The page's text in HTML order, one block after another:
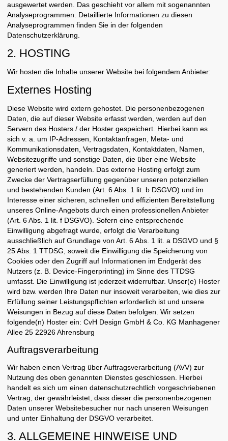
ausgewertet werden. Das geschieht vor allem mit sogenannten
Analyseprogrammen. Detaillierte Informationen zu diesen
Analyseprogrammen finden Sie in der folgenden
Datenschutzerklärung.
2. HOSTING
Wir hosten die Inhalte unserer Website bei folgendem Anbieter:
Externes Hosting
Diese Website wird extern gehostet. Die personenbezogenen
Daten, die auf dieser Website erfasst werden, werden auf den
Servern des Hosters / der Hoster gespeichert. Hierbei kann es
sich v. a. um IP-Adressen, Kontaktanfragen, Meta- und
Kommunikationsdaten, Vertragsdaten, Kontaktdaten, Namen,
Websitezugriffe und sonstige Daten, die über eine Website
generiert werden, handeln. Das externe Hosting erfolgt zum
Zwecke der Vertragserfüllung gegenüber unseren potenziellen
und bestehenden Kunden (Art. 6 Abs. 1 lit. b DSGVO) und im
Interesse einer sicheren, schnellen und effizienten Bereitstellung
unseres Online-Angebots durch einen professionellen Anbieter
(Art. 6 Abs. 1 lit. f DSGVO). Sofern eine entsprechende
Einwilligung abgefragt wurde, erfolgt die Verarbeitung
ausschließlich auf Grundlage von Art. 6 Abs. 1 lit. a DSGVO und §
25 Abs. 1 TTDSG, soweit die Einwilligung die Speicherung von
Cookies oder den Zugriff auf Informationen im Endgerät des
Nutzers (z. B. Device-Fingerprinting) im Sinne des TTDSG
umfasst. Die Einwilligung ist jederzeit widerrufbar. Unser(e) Hoster
wird bzw. werden Ihre Daten nur insoweit verarbeiten, wie dies zur
Erfüllung seiner Leistungspflichten erforderlich ist und unsere
Weisungen in Bezug auf diese Daten befolgen. Wir setzen
folgende(n) Hoster ein: CvH Design GmbH & Co. KG Manhagener
Allee 25 22926 Ahrensburg
Auftragsverarbeitung
Wir haben einen Vertrag über Auftragsverarbeitung (AVV) zur
Nutzung des oben genannten Dienstes geschlossen. Hierbei
handelt es sich um einen datenschutzrechtlich vorgeschriebenen
Vertrag, der gewährleistet, dass dieser die personenbezogenen
Daten unserer Websitebesucher nur nach unseren Weisungen
und unter Einhaltung der DSGVO verarbeitet.
3. ALLGEMEINE HINWEISE UND